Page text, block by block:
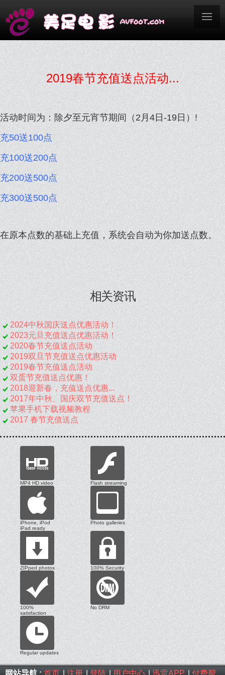
2019春节充值送点活动...
活动时间为：除夕至元宵节期间（2月4日-19日） !
充50送100点
充100送200点
充200送500点
充300送500点
在原本点数的基础上充值，系统会自动为你加送点数。
相关资讯
2024中秋国庆送点优惠活动！
2023元旦充值送点优惠活动！
2020春节充值送点活动
2019双旦节充值送点优惠活动
2019春节充值送点活动
双蛋节充值送点优惠！
2018迎新春，充值送点优惠...
2017年中秋、国庆双节充值送点！
苹果手机下载视频教程
2017 春节充值送点
MP4 HD video Flash streaming
iPhone, iPod
iPad ready
Photo galleries
ZIPped photos 100% Security
100%
satisfaction
No DRM
Regular updates
网站导航 : 首页 注册 登陆 用户中心 迅雷APP 付费帮